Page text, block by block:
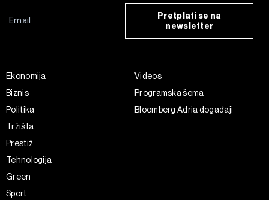
Pretplati se na
newsletter
Ekonomija
Biznis
Politika
Tržišta
Prestiž
Tehnologija
Green
Sport
Videos
Programska šema
Bloomberg Adria događaji